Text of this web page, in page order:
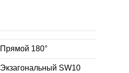
Прямой 180°
Экзагональный SW10